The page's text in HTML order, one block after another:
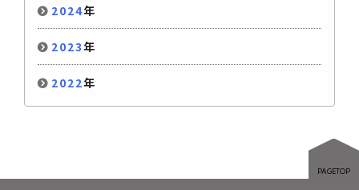
2024年
2023年
2022年
PAGETOP